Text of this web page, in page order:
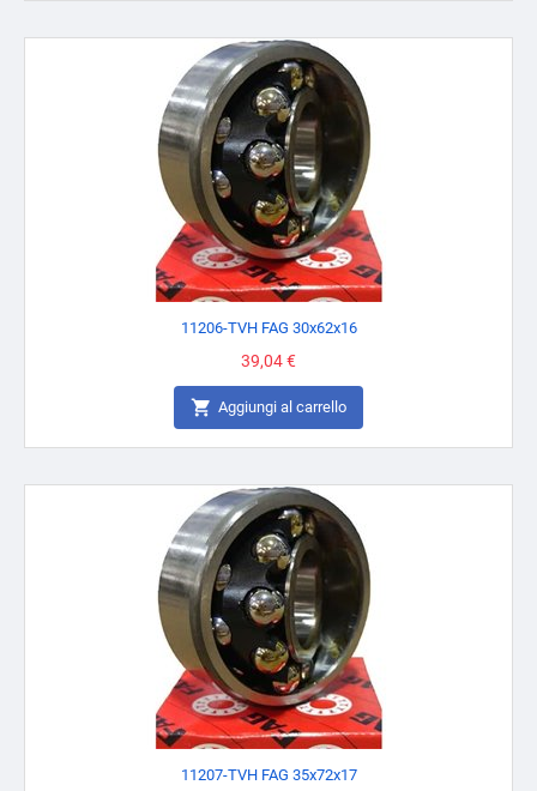
11206-TVH FAG 30x62x16
Prezzo
39,04 €
 Aggiungi al carrello
11207-TVH FAG 35x72x17